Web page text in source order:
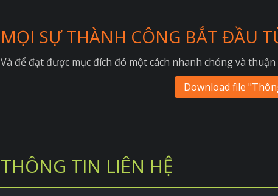
MỌI SỰ THÀNH CÔNG BẮT ĐẦU
Và để đạt được mục đích đó một cách nhanh chóng và
Download file
THÔNG TIN LIÊN HỆ